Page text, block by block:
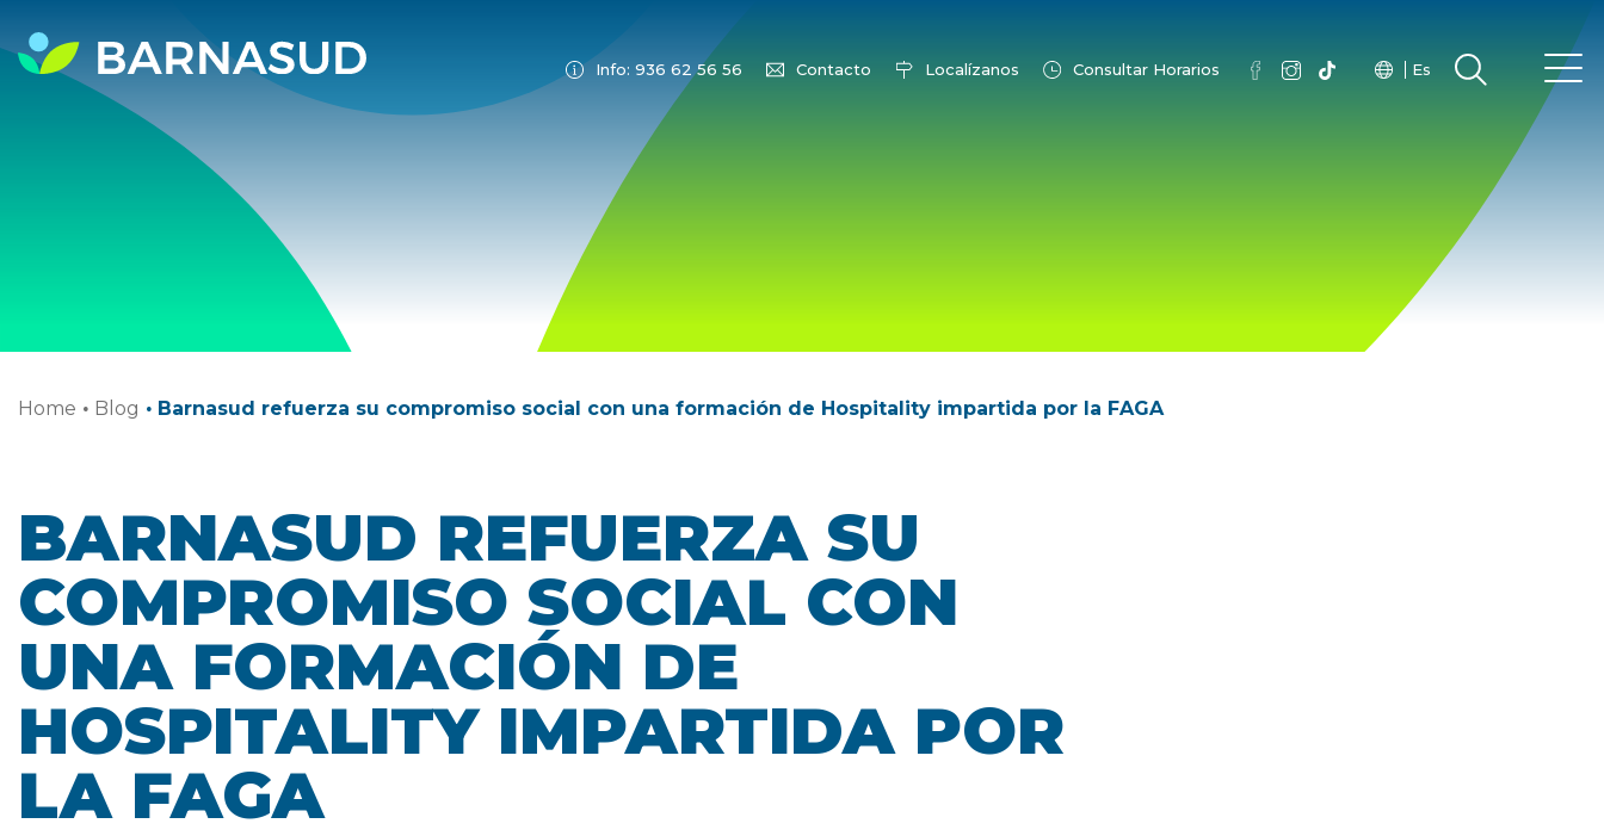
Info: 936 62 56 56 Contacto Localízanos Consultar Horarios Es
Home · Blog · Barnasud refuerza su compromiso social con una formación de Hospitality impartida por la FAGA
BARNASUD REFUERZA SU
COMPROMISO SOCIAL CON
UNA FORMACIÓN DE
HOSPITALITY IMPARTIDA POR
LA FAGA